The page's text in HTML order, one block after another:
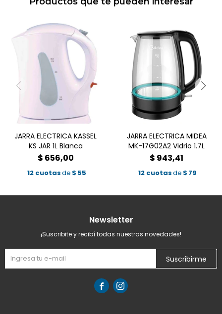
JARRA ELECTRICA KASSEL
KS JAR 1L Blanca
$ 656,00
12 cuotasde $ 55
JARRA ELECTRICA MIDEA
MK-17G02A2 Vidrio 1.7L
$ 943,41
12 cuotasde $ 79
Newsletter
¡Suscribite y recibí todas nuestras novedades!
Suscribirme
 